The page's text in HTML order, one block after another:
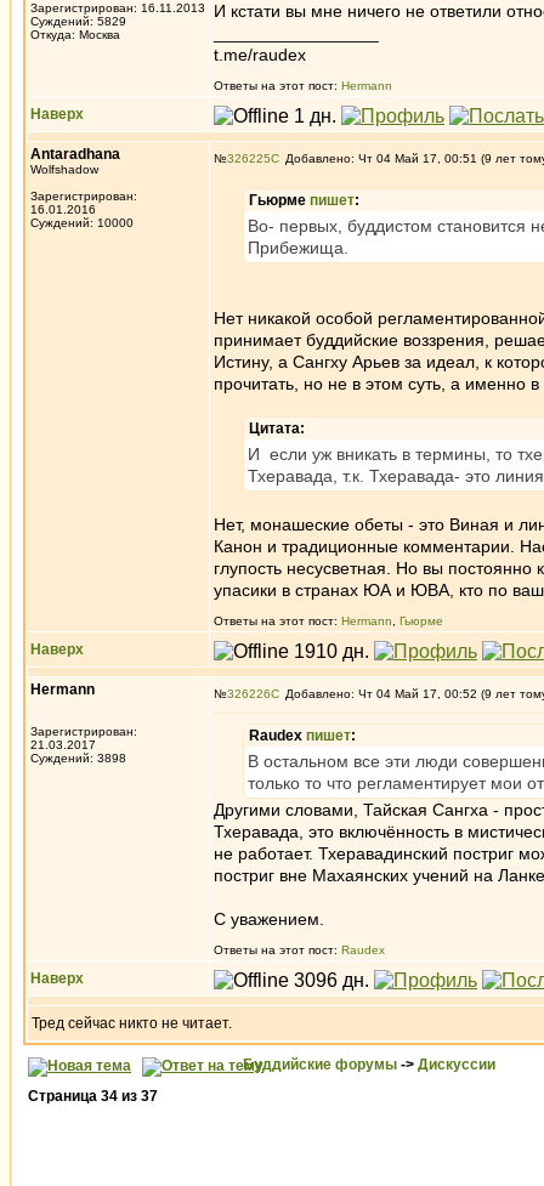
Зарегистрирован: 16.11.2013
Суждений: 5829
Откуда: Москва
И кстати вы мне ничего не ответили
t.me/raudex
Ответы на этот пост: Hermann
Наверх
Antaradhana
Wolfshadow
Зарегистрирован:
16.01.2016
Суждений: 10000
№326225 Добавлено: Чт 04 Май 17, 00:51 (9 лет
Гьюрме пишет:
Во- первых, буддистом становится
Прибежища.
Нет никакой особой
принимает буддийские воззрения,
Истину, а Сангху Арьев за идеал, к
прочитать, но не в этом суть, а именно
Цитата:
И если уж вникать в термины, то
Тхеравада, т.к. Тхеравада- это
Нет, монашеские обеты - это Виная и
Канон и традиционные комментарии.
глупость несусветная. Но вы постоянно
упасики в странах ЮА и ЮВА, кто по
Ответы на этот пост: Hermann Гьюрме
Наверх
Hermann
Зарегистрирован:
21.03.2017
Суждений: 3898
№326226 Добавлено: Чт 04 Май 17, 00:52 (9 лет
Raudex пишет:
В остальном все эти люди
только то что регламентирует мои
Другими словами, Тайская Сангха -
Тхеравада, это включённость в
не работает. Тхеравадинский постриг
постриг вне Махаянских учений на
С уважением.
Ответы на этот пост: Raudex
Наверх
Тред сейчас никто не читает.
Буддийские форумы -> Дискуссии
Страница 34 из 37